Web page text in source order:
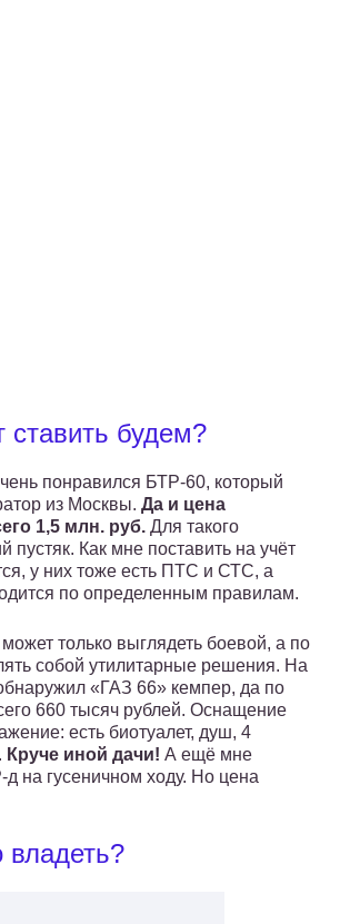
ставить будем?
понравился БТР-60, который
из Москвы. Да и цена
1,5 млн. руб. Для такого
пустяк. Как мне поставить на учёт
у них тоже есть ПТС и СТС, а
по определенным правилам.
только выглядеть боевой, а по
собой утилитарные решения. На
«ГАЗ 66» кемпер, да по
660 тысяч рублей. Оснащение
есть биотуалет, душ, 4
Круче иной дачи! А ещё мне
на гусеничном ходу. Но цена